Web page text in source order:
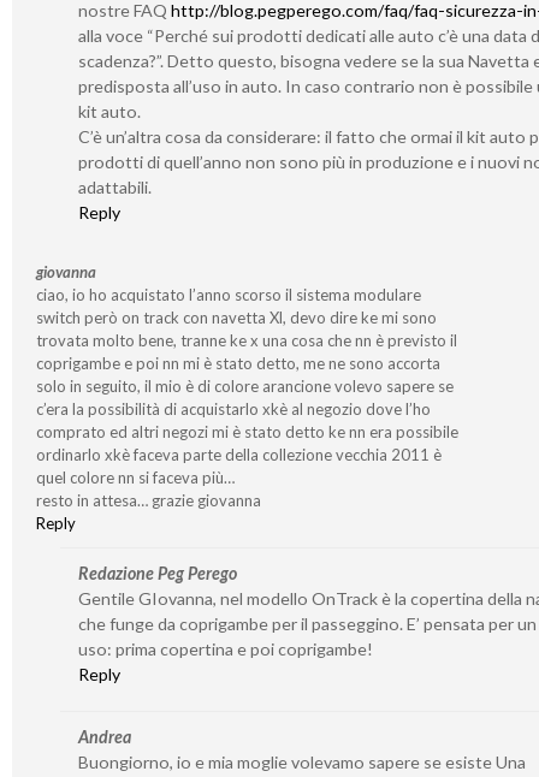
nostre FAQ http://blog.pegperego.com/faq/faq-sicurezza-
alla voce “Perché sui prodotti dedicati alle auto c’è una data
scadenza?”. Detto questo, bisogna vedere se la sua Navetta
predisposta all’uso in auto. In caso contrario non è possibile
kit auto.
C’è un’altra cosa da considerare: il fatto che ormai il kit auto
prodotti di quell’anno non sono più in produzione e i nuovi
adattabili.
Reply
giovanna
ciao, io ho acquistato l’anno scorso il sistema modulare
switch però on track con navetta Xl, devo dire ke mi sono
trovata molto bene, tranne ke x una cosa che nn è previsto il
coprigambe e poi nn mi è stato detto, me ne sono accorta
solo in seguito, il mio è di colore arancione volevo sapere se
c’era la possibilità di acquistarlo xkè al negozio dove l’ho
comprato ed altri negozi mi è stato detto ke nn era possibile
ordinarlo xkè faceva parte della collezione vecchia 2011 è
quel colore nn si faceva più…
resto in attesa… grazie giovanna
Reply
Redazione Peg Perego
Gentile GIovanna, nel modello OnTrack è la copertina della
che funge da coprigambe per il passeggino. E’ pensata per
uso: prima copertina e poi coprigambe!
Reply
Andrea
Buongiorno, io e mia moglie volevamo sapere se esiste Una